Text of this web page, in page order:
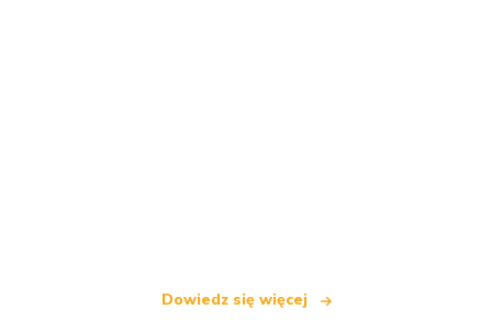
Dowiedz się więcej